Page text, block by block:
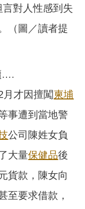
對人性感到失
（圖／讀者提
….
月才因擅闖柬埔
事遭到當地警
公司陳姓女負
大量保健品後
貨款，陳女向
至要求借款，